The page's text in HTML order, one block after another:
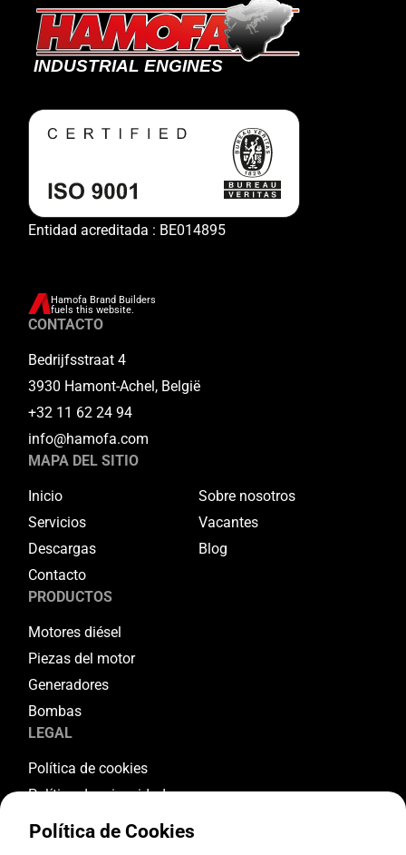
Entidad acreditada : BE014895
Hamofa Brand Builders
fuels this website.
CONTACTO
Bedrijfsstraat 4
3930 Hamont-Achel, België
+32 11 62 24 94
info@hamofa.com
MAPA DEL SITIO
Inicio
Sobre nosotros
Servicios
Vacantes
Descargas
Blog
Contacto
PRODUCTOS
Motores diésel
Piezas del motor
Generadores
Bombas
LEGAL
Política de cookies
Política de privacidad
Términos y condiciones
Política de Cookies